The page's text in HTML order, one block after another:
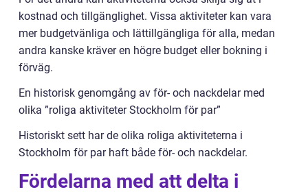
kostnad och tillgänglighet. Vissa aktiviteter kan vara
mer budgetvänliga och lättillgängliga för alla, medan
andra kanske kräver en högre budget eller bokning i
förväg.
En historisk genomgång av för- och nackdelar med
olika ”roliga aktiviteter Stockholm för par”
Historiskt sett har de olika roliga aktiviteterna i
Stockholm för par haft både för- och nackdelar.
Fördelarna med att delta i